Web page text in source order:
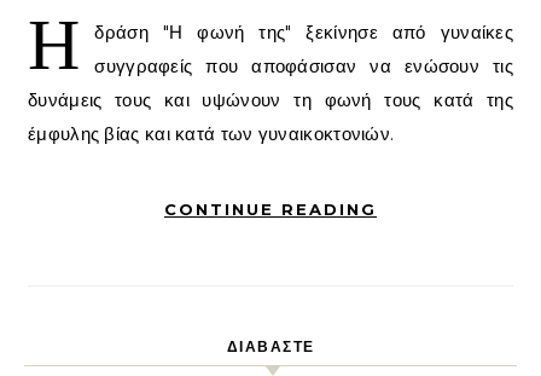
Η
δράση "Η φωνή της" ξεκίνησε από γυναίκες
συγγραφείς που αποφάσισαν να ενώσουν τις
δυνάμεις τους και υψώνουν τη φωνή τους κατά της
έμφυλης βίας και κατά των γυναικοκτονιών.
CONTINUE READING
ΔΙΑΒΑΣΤΕ